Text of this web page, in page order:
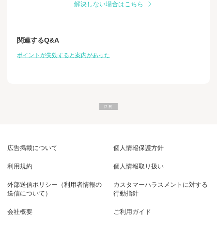
解決しない場合はこちら
関連するQ&A
ポイントが失効すると案内があった
広告掲載について 個人情報保護方針
利用規約 個人情報取り扱い
外部送信ポリシー（利用者情報の
送信について）
カスタマーハラスメントに対する
行動指針
会社概要 ご利用ガイド